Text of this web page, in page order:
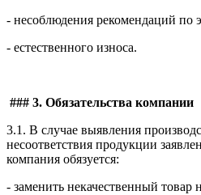
- несоблюдения рекомендаций по
- естественного износа.
### 3. Обязательства компании
3.1. В случае выявления
несоответствия продукции
компания обязуется:
- заменить некачественный товар